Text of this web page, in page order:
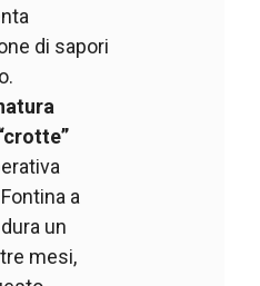
di sapori
a
un
mesi,